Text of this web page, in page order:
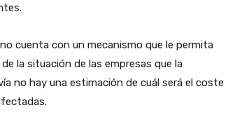
cuenta con un mecanismo que le permita
la situación de las empresas que la
no hay una estimación de cuál será el coste